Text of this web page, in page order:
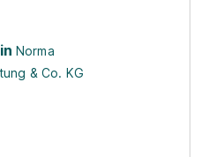
Norma
& Co. KG